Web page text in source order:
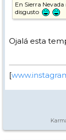
En Sierra
disgusto
Ojalá esta
[